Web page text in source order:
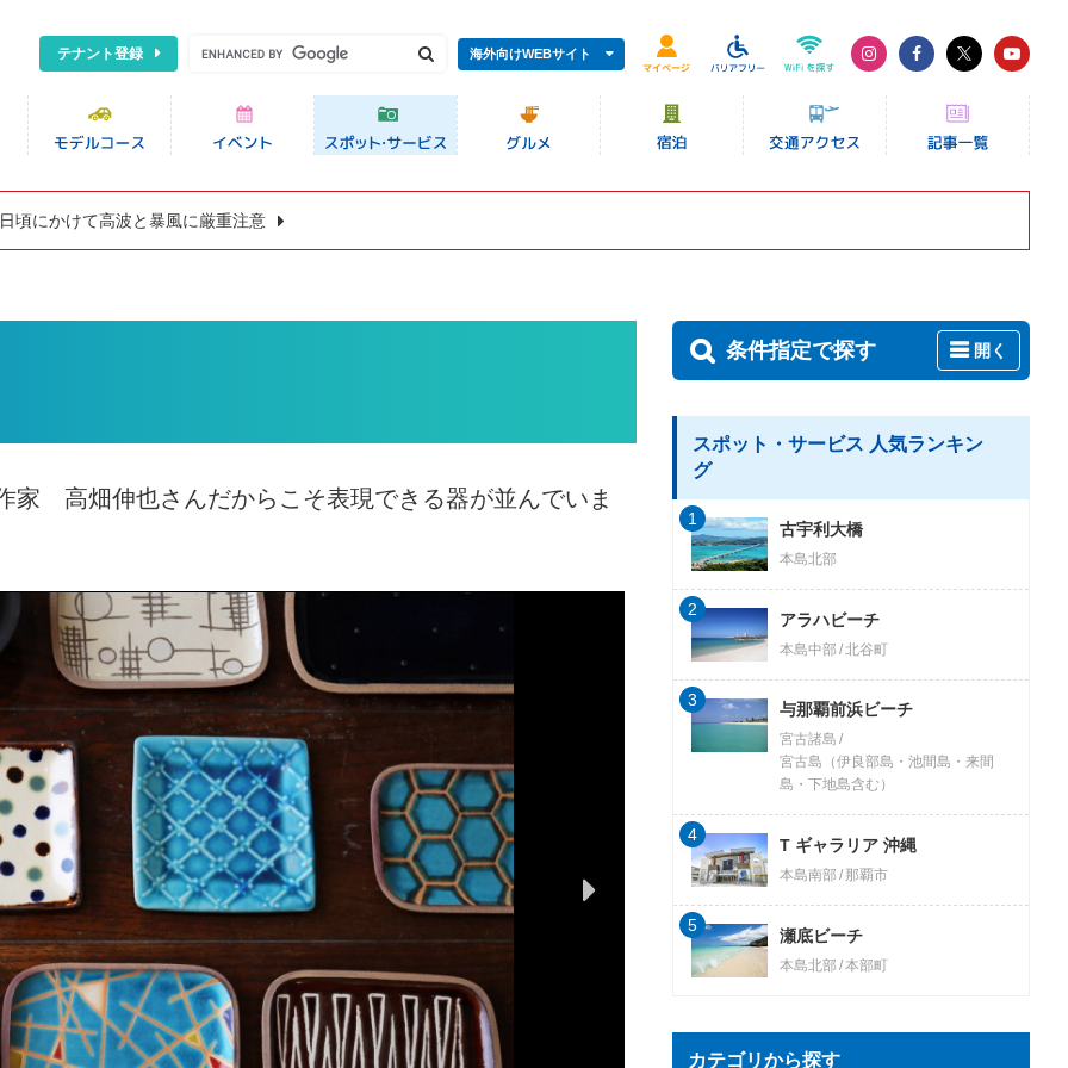
テナント登録 海外向けWEBサイト
頃にかけて高波と暴風に厳重注意
家 高畑伸也さんだからこそ表現できる器が並んでいま
条件指定で探す 開く
スポット・サービス 人気ランキン
グ
古宇利大橋
本島北部
1
アラハビーチ
本島中部 北谷町
2
与那覇前浜ビーチ
宮古諸島
宮古島（伊良部島・池間島・来間
島・下地島含む）
3
T ギャラリア 沖縄
本島南部 那覇市
4
瀬底ビーチ
本島北部 本部町
5
カテゴリから探す